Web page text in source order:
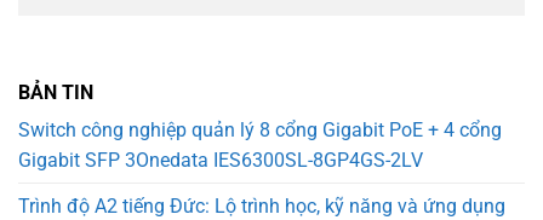
BẢN TIN
Switch công nghiệp quản lý 8 cổng Gigabit PoE + 4 cổng
Gigabit SFP 3Onedata IES6300SL-8GP4GS-2LV
Trình độ A2 tiếng Đức: Lộ trình học, kỹ năng và ứng dụng